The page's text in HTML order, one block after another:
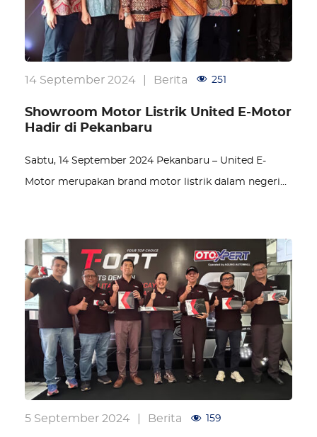
14 September 2024 Berita 251
Showroom Motor Listrik United E-Motor
Hadir di Pekanbaru
Sabtu, 14 September 2024 Pekanbaru – United E-
Motor merupakan brand motor listrik dalam negeri…
5 September 2024 Berita 159